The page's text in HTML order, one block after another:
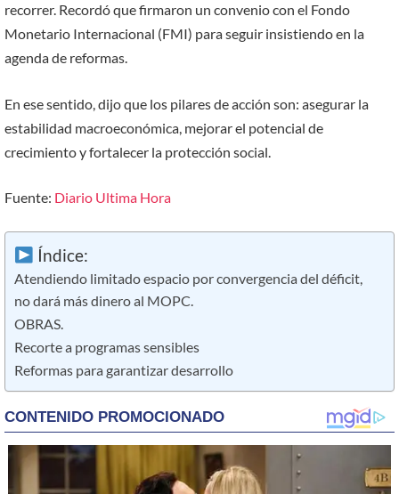
recorrer. Recordó que firmaron un convenio con el Fondo
Monetario Internacional (FMI) para seguir insistiendo en la
agenda de reformas.
En ese sentido, dijo que los pilares de acción son: asegurar la
estabilidad macroeconómica, mejorar el potencial de
crecimiento y fortalecer la protección social.
Fuente: Diario Ultima Hora
Índice:
Atendiendo limitado espacio por convergencia del déficit,
no dará más dinero al MOPC.
OBRAS.
Recorte a programas sensibles
Reformas para garantizar desarrollo